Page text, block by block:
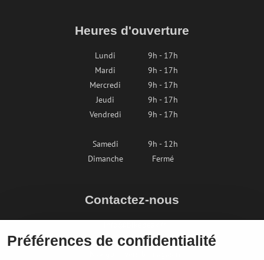
Heures d'ouverture
Lundi
9h - 17h
Mardi
9h - 17h
Mercredi
9h - 17h
Jeudi
9h - 17h
Vendredi
9h - 17h
Samedi
9h - 12h
Dimanche
Fermé
Contactez-nous
+436764858804
Préférences de confidentialité